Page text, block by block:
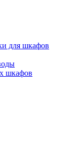
для шкафов
шкафов